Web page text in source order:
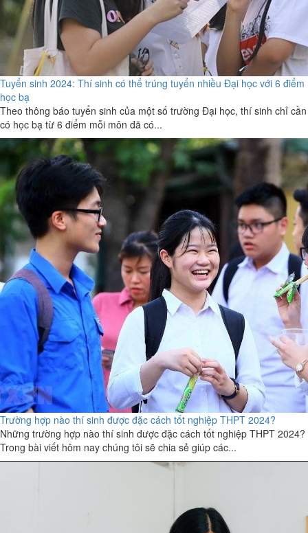
Tuyển sinh 2024: Thí sinh có thể trúng tuyển nhiều Đại học với 6 điểm
học bạ
Theo thông báo tuyển sinh của một số trường Đại học, thí sinh chỉ cần
có học bạ từ 6 điểm mỗi môn đã có...
Trường hợp nào thí sinh được đặc cách tốt nghiệp THPT 2024?
Những trường hợp nào thí sinh được đặc cách tốt nghiệp THPT 2024?
Trong bài viết hôm nay chúng tôi sẽ chia sẻ giúp các...